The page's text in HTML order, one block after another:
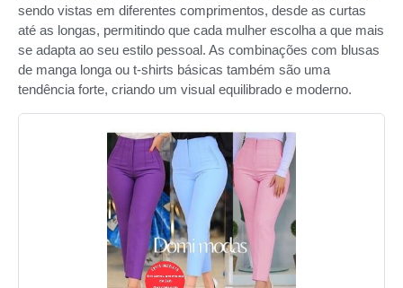
sendo vistas em diferentes comprimentos, desde as curtas
até as longas, permitindo que cada mulher escolha a que mais
se adapta ao seu estilo pessoal. As combinações com blusas
de manga longa ou t-shirts básicas também são uma
tendência forte, criando um visual equilibrado e moderno.